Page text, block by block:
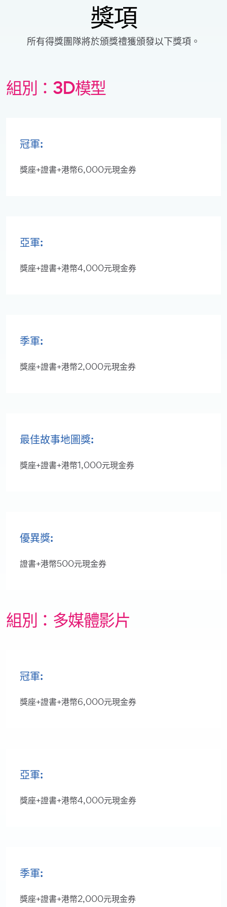
獎項
所有得獎團隊將於頒獎禮獲頒發以下獎項。
組別：3D模型
冠軍:
獎座+證書+港幣6,000元現金券
亞軍:
獎座+證書+港幣4,000元現金券
季軍:
獎座+證書+港幣2,000元現金券
最佳故事地圖獎:
獎座+證書+港幣1,000元現金券
優異獎:
證書+港幣500元現金券
組別：多媒體影片
冠軍:
獎座+證書+港幣6,000元現金券
亞軍:
獎座+證書+港幣4,000元現金券
季軍:
獎座+證書+港幣2,000元現金券